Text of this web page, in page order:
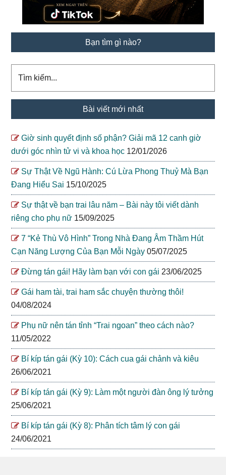
Bạn tìm gì nào?
kiếm...
Bài viết mới nhất
Giờ sinh quyết định số phận? Giải mã 12 canh giờ
dưới góc nhìn tử vi và khoa học 12/01/2026
Sự Thật Về Ngũ Hành: Cú Lừa Phong Thuỷ Mà Bạn
Đang Hiểu Sai 15/10/2025
Sự thật về bạn trai lâu năm – Bài này tôi viết dành
riêng cho phụ nữ 15/09/2025
7 “Kẻ Thù Vô Hình” Trong Nhà Đang Âm Thầm Hút
Cạn Năng Lượng Của Bạn Mỗi Ngày 05/07/2025
Đừng tán gái! Hãy làm bạn với con gái 23/06/2025
Gái ham tài, trai ham sắc chuyện thường thôi!
04/08/2024
Phụ nữ nên tán tỉnh “Trai ngoan” theo cách nào?
11/05/2022
Bí kíp tán gái (Kỳ 10): Cách cua gái chảnh và kiêu
26/06/2021
Bí kíp tán gái (Kỳ 9): Làm một người đàn ông lý tưởng
25/06/2021
Bí kíp tán gái (Kỳ 8): Phân tích tâm lý con gái
24/06/2021